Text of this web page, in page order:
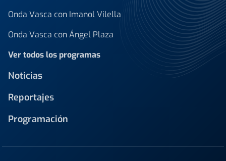
Onda Vasca con Imanol Vilella
Onda Vasca con Ángel Plaza
Ver todos los programas
Noticias
Reportajes
Programación